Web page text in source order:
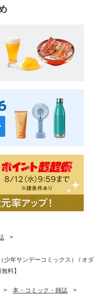
>
少年サンデーコミックス） / オダ
料】
> 本・コミック・雑誌
>